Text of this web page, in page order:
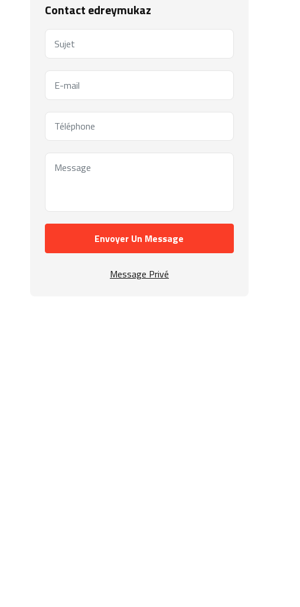
Contact edreymukaz
Envoyer Un Message
Message Privé